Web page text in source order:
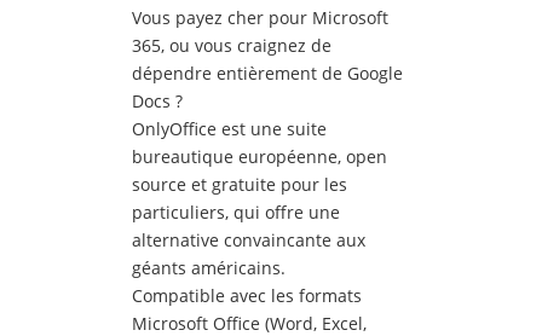
Vous payez cher pour Microsoft
365, ou vous craignez de
dépendre entièrement de Google
Docs ?
OnlyOffice est une suite
bureautique européenne, open
source et gratuite pour les
particuliers, qui offre une
alternative convaincante aux
géants américains.
Compatible avec les formats
Microsoft Office (Word, Excel,